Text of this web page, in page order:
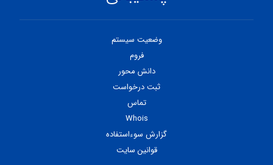
وضعیت سیستم
فروم
دانش محور
ثبت درخواست
تماس
Whois
گزارش سوءاستفاده
قوانین سایت